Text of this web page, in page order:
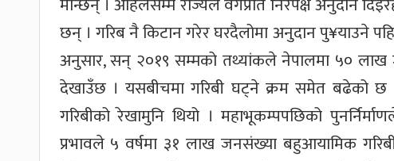
छन् । गरिब नै किटान गरेर घरदैलोमा अनुदान पु¥याउने
अनुसार, सन् २०१९ सम्मको तथ्यांकले नेपालमा ५० लाख
देखाउँछ । यसबीचमा गरिबी घट्ने क्रम समेत बढेको
गरिबीको रेखामुनि थियो । महाभूकम्पपछिको
प्रभावले ५ वर्षमा ३१ लाख जनसंख्या बहुआयामिक